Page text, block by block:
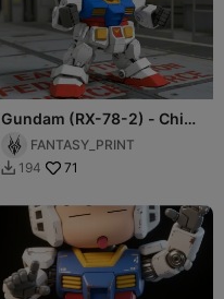
Gundam (RX-78-2) - Chibi
Robot Figurine
FANTASY_PRINT
 194 71